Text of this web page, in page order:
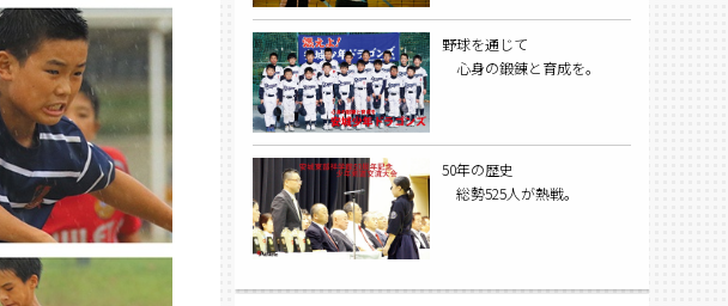
野球を通じて
心身の鍛錬と育成を。
50年の歴史
総勢525人が熱戦。